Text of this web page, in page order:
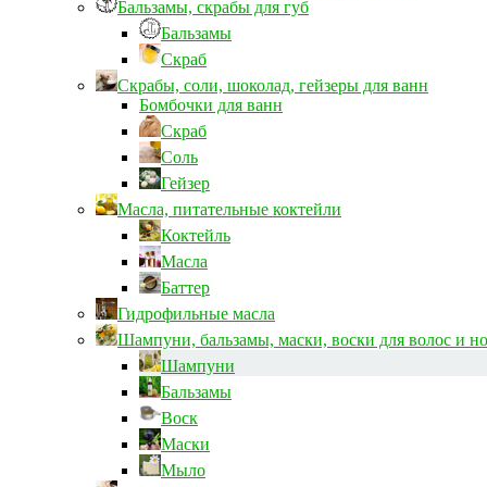
Бальзамы, скрабы для губ
Бальзамы
Скраб
Скрабы, соли, шоколад, гейзеры для ванн
Бомбочки для ванн
Скраб
Соль
Гейзер
Масла, питательные коктейли
Коктейль
Масла
Баттер
Гидрофильные масла
Шампуни, бальзамы, маски, воски для волос и
Шампуни
Бальзамы
Воск
Маски
Мыло